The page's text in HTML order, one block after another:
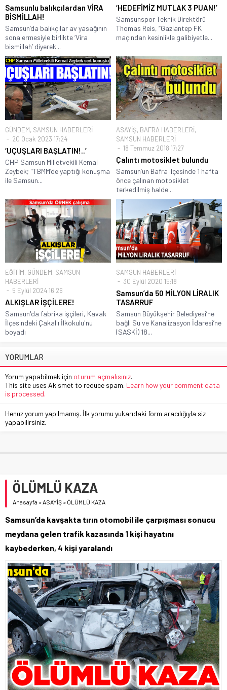
Samsunlu balıkçılardan VİRA
BİSMİLLAH!
Samsun’da balıkçılar av yasağının
sona ermesiyle birlikte ‘Vira
bismillah’ diyerek...
‘HEDEFİMİZ MUTLAK 3 PUAN!’
Samsunspor Teknik Direktörü
Thomas Reis, “Gaziantep FK
maçından kesinlikle galibiyetle...
GÜNDEM, SAMSUN HABERLERİ
20 Ocak 2023 17:24
‘UÇUŞLARI BAŞLATIN!..’
CHP Samsun Milletvekili Kemal
Zeybek; "TBMM’de yaptığı konuşma
ile Samsun...
ASAYİŞ, BAFRA HABERLERİ,
SAMSUN HABERLERİ
18 Temmuz 2018 17:27
Çalıntı motosiklet bulundu
Samsun’un Bafra ilçesinde 1 hafta
önce çalınan motosiklet
terkedilmiş halde...
EĞİTİM, GÜNDEM, SAMSUN
HABERLERİ
5 Eylül 2024 16:26
ALKIŞLAR İŞÇİLERE!
Samsun'da fabrika işçileri, Kavak
İlçesindeki Çakallı İlkokulu'nu
boyadı
SAMSUN HABERLERİ
30 Eylül 2020 15:18
Samsun’da 50 MİLYON LİRALIK
TASARRUF
Samsun Büyükşehir Belediyesi’ne
bağlı Su ve Kanalizasyon İdaresi’ne
(SASKİ) 18...
YORUMLAR
Yorum yapabilmek için oturum açmalısınız.
This site uses Akismet to reduce spam. Learn how your comment data
is processed.
Henüz yorum yapılmamış. İlk yorumu yukarıdaki form aracılığıyla siz
yapabilirsiniz.
ÖLÜMLÜ KAZA
Anasayfa »ASAYİŞ » ÖLÜMLÜ KAZA
Samsun’da kavşakta tırın otomobil ile çarpışması sonucu
meydana gelen trafik kazasında 1 kişi hayatını
kaybederken, 4 kişi yaralandı